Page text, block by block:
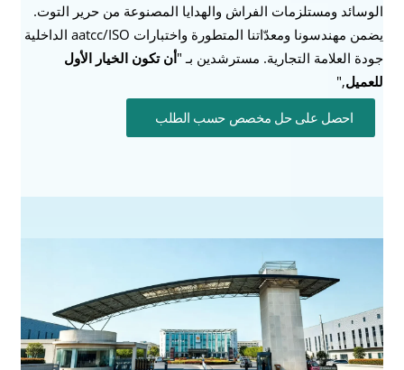
الوسائد ومستلزمات الفراش والهدايا المصنوعة من حرير التوت.
يضمن مهندسونا ومعدّاتنا المتطورة واختبارات aatcc/ISO الداخلية
جودة العلامة التجارية. مسترشدين بـ "أن تكون الخيار الأول
للعميل,"
احصل على حل مخصص حسب الطلب